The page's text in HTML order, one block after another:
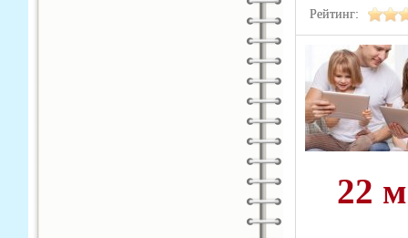
Рейтинг:
22